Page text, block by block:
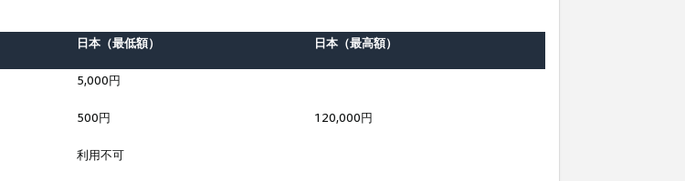
日本（最低額） 日本（最高額）
5,000円
500円 120,000円
利用不可